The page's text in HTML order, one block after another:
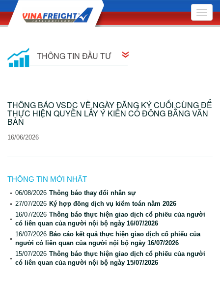
Toggle
THÔNG TIN ĐẦU TƯ
Quan hệ cổ đông
Báo cáo quản trị công ty
Bản cáo bạch
Báo cáo tài chính
Báo cáo thường niên
THÔNG BÁO VSDC VỀ NGÀY ĐĂNG KÝ CUỐI CÙNG ĐỂ
THỰC HIỆN QUYỀN LẤY Ý KIẾN CỔ ĐÔNG BẰNG VĂN
BẢN
16/06/2026
THÔNG TIN MỚI NHẤT
06/08/2026 Thông báo thay đổi nhân sự
27/07/2026 Ký hợp đồng dịch vụ kiểm toán năm 2026
16/07/2026 Thông báo thực hiện giao dịch cổ phiếu của người
có liên quan của người nội bộ ngày 16/07/2026
16/07/2026 Báo cáo kết quả thực hiện giao dịch cổ phiếu của
người có liên quan của người nội bộ ngày 16/07/2026
15/07/2026 Thông báo thực hiện giao dịch cổ phiếu của người
có liên quan của người nội bộ ngày 15/07/2026